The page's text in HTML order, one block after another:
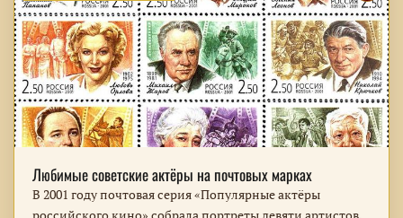
Любимые советские актёры на почтовых марках
В 2001 году почтовая серия «Популярные актёры